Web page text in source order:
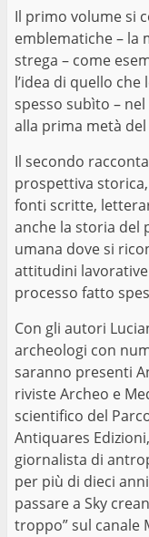
Il primo volume si
emblematiche – la
strega – come
l’idea di quello
spesso subìto –
alla prima metà del
Il secondo
prospettiva
fonti scritte,
anche la storia del
umana dove si
attitudini
processo fatto
Con gli autori
archeologi con
saranno presenti
riviste Archeo e
scientifico del
Antiquares
giornalista di
per più di dieci
passare a Sky
troppo” sul canale